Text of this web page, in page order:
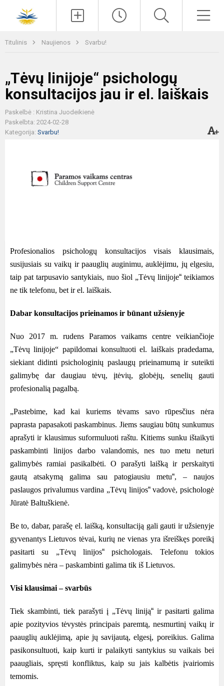
Titulinis Naujienos Svarbu!
„Tėvų linijoje“ psichologų
konsultacijos jau ir el. laiškais
Paskelbė : Kristina Juodeikienė
Paskelbta: 2024-02-28
Kategorija: Svarbu!
Profesionalios psichologų konsultacijos visais klausimais,
susijusiais su vaikų ir paauglių auginimu, auklėjimu, jų elgesiu,
taip pat tarpusavio santykiais, nuo šiol „Tėvų linijoje“teikiamos
ne tik telefonu, bet ir el. laiškais.
Dabar konsultacijos prieinamos ir būnant užsienyje
Nuo 2017 m. rudens Paramos vaikams centre veikiančioje
„Tėvų linijoje“ papildomai konsultuoti el. laiškais pradedama,
siekiantdidinti psichologinių paslaugų prieinamumą ir suteikti
galimybę dar daugiau tėvų, įtėvių, globėjų, senelių gauti
profesionalią pagalbą.
„Pastebime, kad kai kuriems tėvams savo rūpesčius nėra
paprasta papasakoti paskambinus. Jiems saugiau būtų sunkumus
aprašyti ir klausimus suformuluoti raštu. Kitiems sunku ištaikyti
paskambinti linijos darbo valandomis, nes tuo metu neturi
galimybės ramiai pasikalbėti. O parašyti laišką ir perskaityti
gautą atsakymą galima sau patogiausiu metu“, – naujos
paslaugos privalumus vardina „Tėvų linijos“vadovė, psichologė
Jūratė Baltuškienė.
Be to, dabar, parašę el. laišką, konsultaciją gali gauti ir užsienyje
gyvenantys Lietuvos tėvai, kurių ne vienas yra išreiškęs poreikį
pasitarti su „Tėvų linijos“ psichologais. Telefonu tokios
galimybės nėra – paskambinti galima tik iš Lietuvos.
Visi klausimai – svarbūs
Tiek skambinti, tiek parašyti į „Tėvų liniją“ ir pasitarti galima
apie pozityvios tėvystės principais paremtą, nesmurtinį vaikų ir
paauglių auklėjimą, apie jų savijautą, elgesį, poreikius. Galima
pasikonsultuoti, kaip kurti ir palaikyti santykius su vaikais bei
paaugliais, spręsti konfliktus, kaip su jais kalbėtis įvairiomis
temomis.